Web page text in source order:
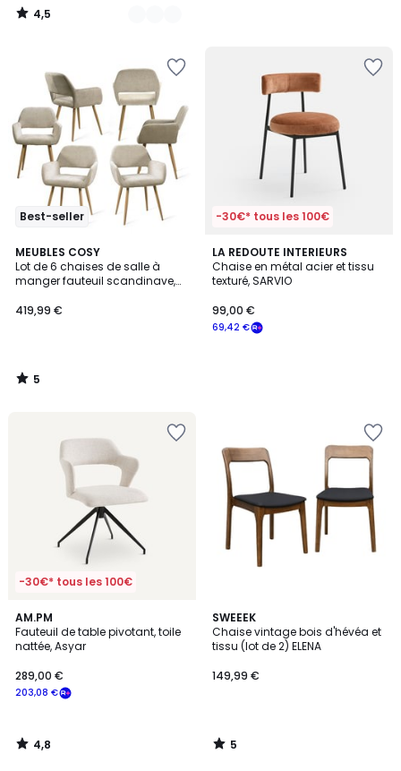
4,5
/
Best-seller
MEUBLES COSY
Lot de 6 chaises de salle à
manger fauteuil scandinave,
419,99 €
5
/
5
5
/
-30€* tous les 100€
LA REDOUTE INTERIEURS
Chaise en métal acier et tissu
texturé, SARVIO
69,42 €
99,00 €
-30€* tous les 100€
AM.PM
Fauteuil de table pivotant, toile
nattée, Asyar
203,08 €
289,00 €
4,8
/ 5
4,8
/
SWEEEK
Chaise vintage bois d'hévéa et
tissu (lot de 2) ELENA
149,99 €
5
/
5
5
/